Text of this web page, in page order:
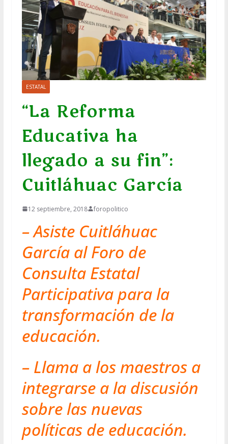
ESTATAL
“La Reforma
Educativa ha
llegado a su fin”:
Cuitláhuac García
12 septiembre, 2018 foropolitico
– Asiste Cuitláhuac
García al Foro de
Consulta Estatal
Participativa para la
transformación de la
educación.
– Llama a los maestros a
integrarse a la discusión
sobre las nuevas
políticas de educación.